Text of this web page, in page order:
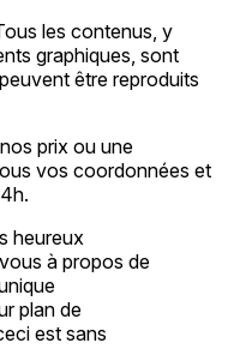
les contenus, y
graphiques, sont
être reproduits
prix ou une
vos coordonnées et
heureux
à propos de
plan de
est sans